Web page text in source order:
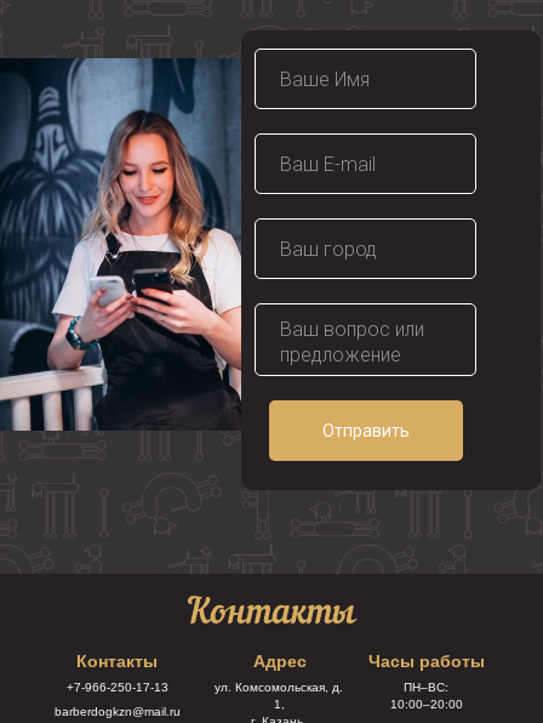
Отправить
Контакты
Контакты
+7-966-250-17-13
barberdogkzn@mail.ru
ул. Комсомольская, д.
1,
Адрес
ПН–ВС:
10:00–20:00
Часы работы